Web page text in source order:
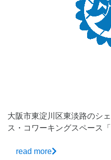
大阪市東淀川区東淡路のシ
ス・コワーキングスペース
read more